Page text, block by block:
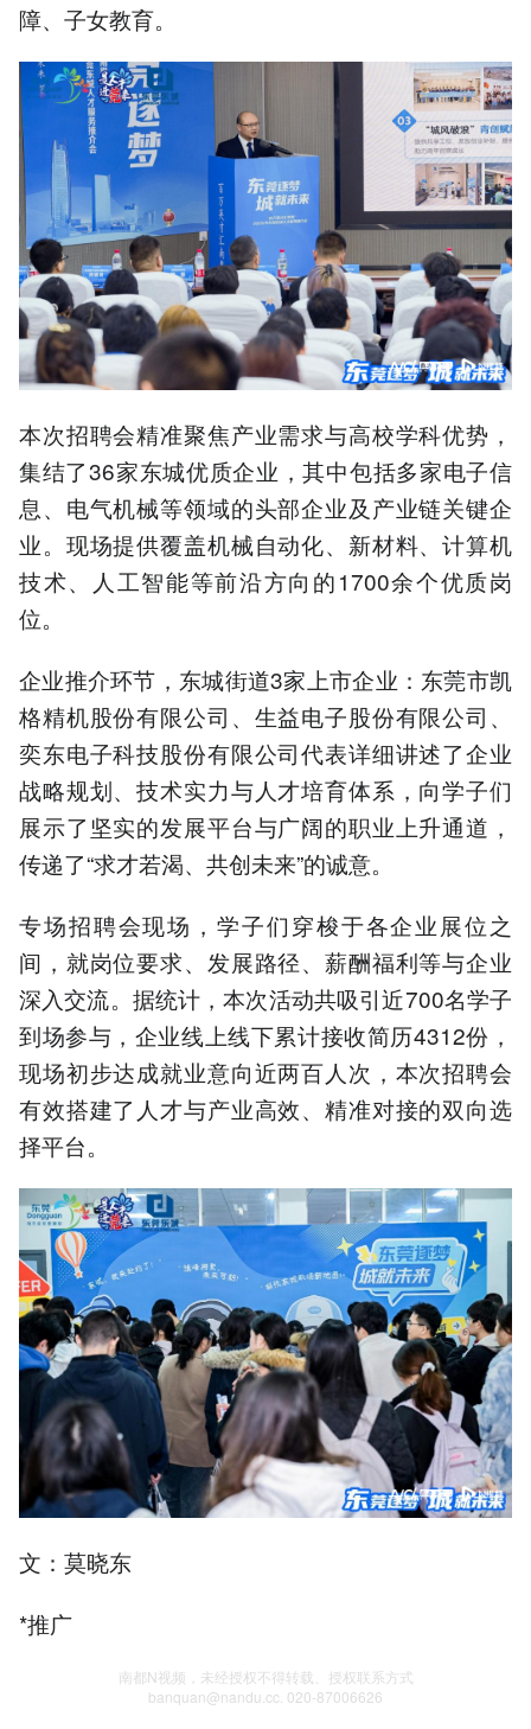
障、子女教育。
本次招聘会精准聚焦产业需求与高校学科优势，
集结了36家东城优质企业，其中包括多家电子信
息、电气机械等领域的头部企业及产业链关键企
业。现场提供覆盖机械自动化、新材料、计算机
技术、人工智能等前沿方向的1700余个优质岗
位。
企业推介环节，东城街道3家上市企业：东莞市凯
格精机股份有限公司、生益电子股份有限公司、
奕东电子科技股份有限公司代表详细讲述了企业
战略规划、技术实力与人才培育体系，向学子们
展示了坚实的发展平台与广阔的职业上升通道，
传递了“求才若渴、共创未来”的诚意。
专场招聘会现场，学子们穿梭于各企业展位之
间，就岗位要求、发展路径、薪酬福利等与企业
深入交流。据统计，本次活动共吸引近700名学子
到场参与，企业线上线下累计接收简历4312份，
现场初步达成就业意向近两百人次，本次招聘会
有效搭建了人才与产业高效、精准对接的双向选
择平台。
文：莫晓东
*推广
南都N视频，未经授权不得转载、授权联系方式
banquan@nandu.cc. 020-87006626